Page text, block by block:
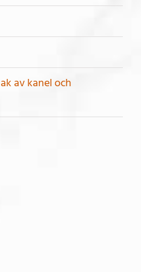
av kanel och